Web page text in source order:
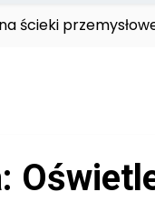
przemysłowe |